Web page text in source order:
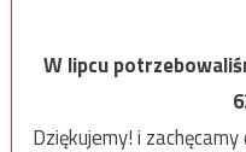
W lipcu
Dziękujemy! i